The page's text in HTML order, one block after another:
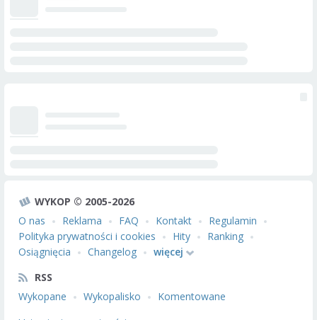
WYKOP © 2005-2026
O nas
Reklama FAQ Kontakt
Regulamin
Polityka prywatności i cookies
Hity
Ranking
Osiągnięcia
Changelog
więcej
RSS
Wykopane
Wykopalisko
Komentowane